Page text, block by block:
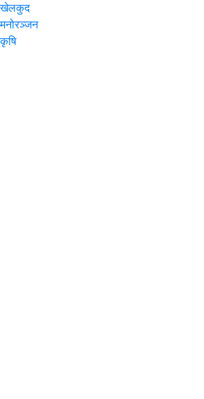
खेलकुद
मनोरञ्जन
कृषि